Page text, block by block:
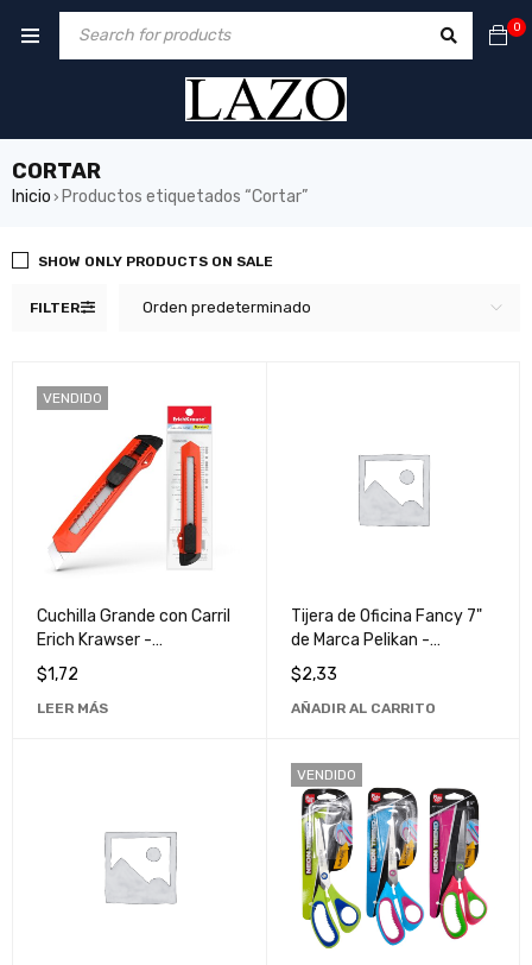
0
CORTAR
Inicio › Productos etiquetados “Cortar”
FILTER Orden predeterminado
SHOW ONLY PRODUCTS ON SALE
VENDIDO
Cuchilla Grande con Carril
Erich Krawser -
Herramienta de Alta
Calidad para Trabajos
Precisos
$1,72
LEER MÁS
Tijera de Oficina Fancy 7"
de Marca Pelikan -
Herramienta Esencial para
Trabajo y Manualidades
$2,33
AÑADIR AL CARRITO
VENDIDO